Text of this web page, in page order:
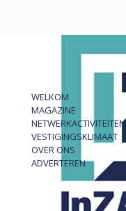
WELKOM
MAGAZINE
NETWERKACTIVITEITEN
VESTIGINGSKLIMAAT
OVER ONS
ADVERTEREN